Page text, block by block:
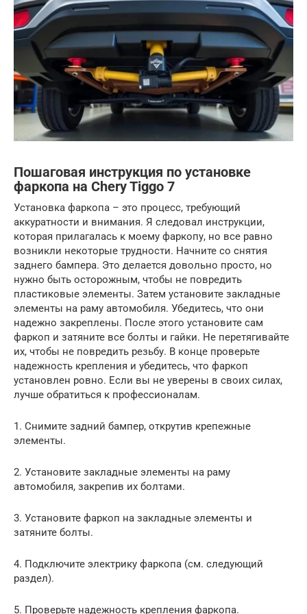
Пошаговая инструкция по установке
фаркопа на Chery Tiggo 7
Установка фаркопа – это процесс, требующий
аккуратности и внимания. Я следовал инструкции,
которая прилагалась к моему фаркопу, но все равно
возникли некоторые трудности. Начните со снятия
заднего бампера. Это делается довольно просто, но
нужно быть осторожным, чтобы не повредить
пластиковые элементы. Затем установите закладные
элементы на раму автомобиля. Убедитесь, что они
надежно закреплены. После этого установите сам
фаркоп и затяните все болты и гайки. Не перетягивайте
их, чтобы не повредить резьбу. В конце проверьте
надежность крепления и убедитесь, что фаркоп
установлен ровно. Если вы не уверены в своих силах,
лучше обратиться к профессионалам.
1. Снимите задний бампер, открутив крепежные
элементы.
2. Установите закладные элементы на раму
автомобиля, закрепив их болтами.
3. Установите фаркоп на закладные элементы и
затяните болты.
4. Подключите электрику фаркопа (см. следующий
раздел).
5. Проверьте надежность крепления фаркопа.